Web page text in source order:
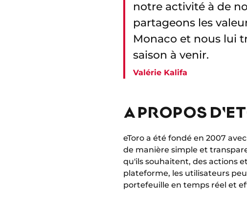
notre activité à de
partageons les
Monaco et nous lui
saison à venir.
Valérie Kalifa
A PROPOS
eToro a été fondé en 2007
de manière simple et
qu'ils souhaitent, des actions
plateforme, les utilisateurs
portefeuille en temps réel et